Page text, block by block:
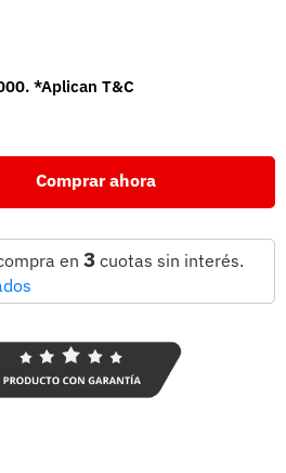
*Aplican T&C
Comprar ahora
en 3 cuotas sin interés.